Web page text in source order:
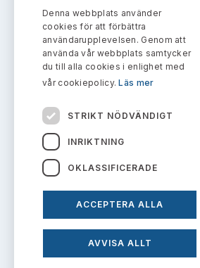
Verksamhetsberättelser
Publikationer och anföranden
Avgifter
Prenumerera
AKTIEMARKNADSNÄMNDEN
Address: Box 7354, 103 90
Om innehållet
Om webbplatsen
Denna webbplats använder
cookies för att förbättra
användarupplevelsen. Genom att
använda vår webbplats samtycker
du till alla cookies i enlighet med
vår cookiepolicy.Läs mer
STRIKT NÖDVÄNDIGT
INRIKTNING
OKLASSIFICERADE
ACCEPTERA ALLA
AVVISA ALLT